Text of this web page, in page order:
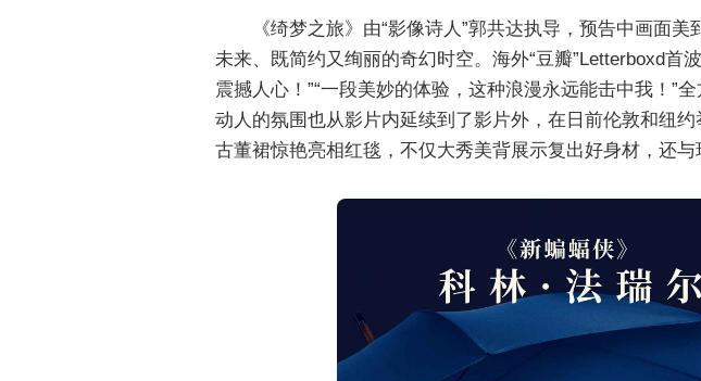
《绮梦之旅》由“影像诗人”郭共达执导，预告中画面
未来、既简约又绚丽的奇幻时空。海外“豆瓣”Letterboxd
震撼人心！”“一段美妙的体验，这种浪漫永远能击中我！”
动人的氛围也从影片内延续到了影片外，在日前伦敦和纽
古董裙惊艳亮相红毯，不仅大秀美背展示复出好身材，还与